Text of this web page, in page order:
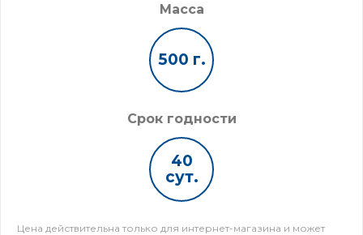
Масса
500 г.
Срок годности
40
сут.
Цена действительна только для интернет-магазина и может